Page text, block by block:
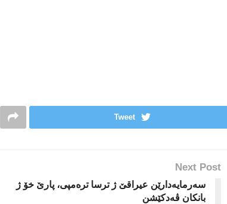
Tweet
Next Post
سه‌رمایه‌دارێن عیراقێ ژ ترسا تره‌مپی، پارێ خۆ ژ
بانكان ڤه‌دكێشن